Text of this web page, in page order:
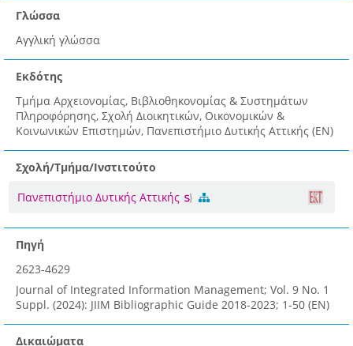
Γλώσσα
Αγγλική γλώσσα
Εκδότης
Τμήμα Αρχειονομίας, Βιβλιοθηκονομίας & Συστημάτων
Πληροφόρησης, Σχολή Διοικητικών, Οικονομικών &
Κοινωνικών Επιστημών, Πανεπιστήμιο Δυτικής Αττικής (EN)
Σχολή/Τμήμα/Ινστιτούτο
Πανεπιστήμιο Δυτικής Αττικής
Πηγή
2623-4629
Journal of Integrated Information Management; Vol. 9 No. 1
Suppl. (2024): JIIM Bibliographic Guide 2018-2023; 1-50 (EN)
Δικαιώματα